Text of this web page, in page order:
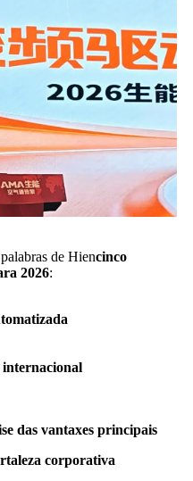
de Hiencinco
2026:
internacional
das vantaxes principais
corporativa